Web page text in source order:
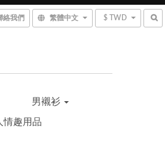
絡我們 繁體中文 $ TWD
男襯衫
情趣用品